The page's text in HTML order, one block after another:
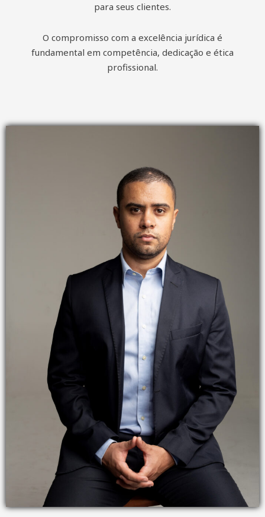
para seus clientes.
O compromisso com a excelência jurídica é
fundamental em competência, dedicação e ética
profissional.